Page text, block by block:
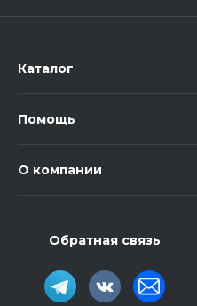
Каталог
Помощь
О компании
Обратная связь